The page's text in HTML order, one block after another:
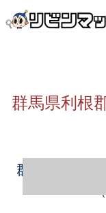
群馬県利根
群馬県利根郡